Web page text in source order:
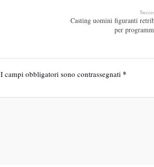
Casting uomini figuranti
per
I campi obbligatori sono contrassegnati *